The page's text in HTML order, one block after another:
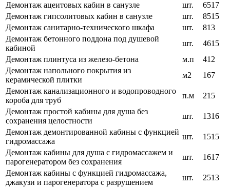
Демонтаж ацеитовых кабин в санузле
шт.
6517
Демонтаж гипсолитовых кабин в санузле
шт.
8515
Демонтаж санитарно-технического шкафа
шт.
813
Демонтаж бетонного поддона под душевой
кабиной
шт.
4615
Демонтаж плинтуса из железо-бетона
м.п
412
Демонтаж напольного покрытия из
керамической плитки
м2
167
Демонтаж канализационного и водопроводного
короба для труб
п.м
215
Демонтаж простой кабины для душа без
сохранения целостности
шт.
1316
Демонтаж демонтированной кабины с функцией
гидромассажа
шт.
1515
Демонтаж кабины для душа с гидромассажем и
парогенератором без сохранения
шт.
1617
Демонтаж кабины с функцией гидромассажа,
джакузи и парогенератора с разрушением
шт.
2513